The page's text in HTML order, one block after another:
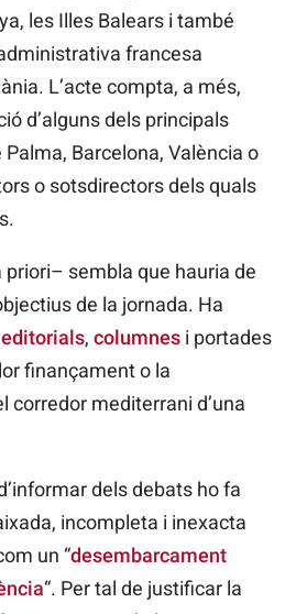
les Illes Balears i també
francesa
L’acte compta, a més,
d’alguns dels principals
Barcelona, València o
o sotsdirectors dels quals
priori– sembla que hauria de
de la jornada. Ha
editorials, columnes i portades
finançament o la
corredor mediterrani d’una
dels debats ho fa
incompleta i inexacta
un “desembarcament
“. Per tal de justificar la